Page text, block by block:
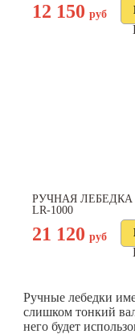
12 150 руб
РУЧНАЯ ЛЕБЕДКА
LR-1000
21 120 руб
Ручные лебедки
слишком тонкий
него будет